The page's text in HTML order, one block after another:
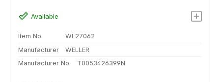
Available
Item No.
WL27062
Manufacturer
WELLER
Manufacturer No.
T0053426399N